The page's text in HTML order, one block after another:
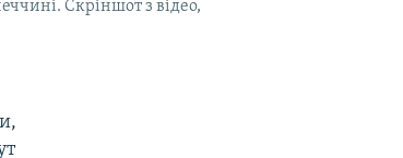
Скріншот з відео,